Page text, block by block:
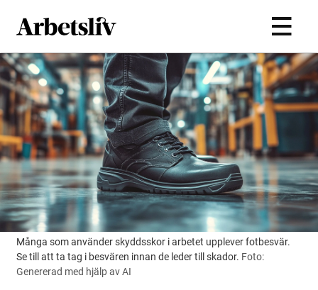
Hoppa till huvudinnehållet
Många som använder skyddsskor i arbetet upplever fotbesvär.
Se till att ta tag i besvären innan de leder till skador. Foto:
Genererad med hjälp av AI